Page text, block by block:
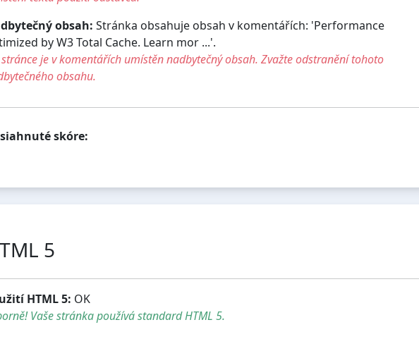
obsah: Stránka obsahuje obsah v komentářích: 'Performance
by W3 Total Cache. Learn mor ...'.
je v komentářích umístěn nadbytečný obsah. Zvažte odstranění tohoto
obsahu.
skóre:
5
HTML 5: OK
Vaše stránka používá standard HTML 5.